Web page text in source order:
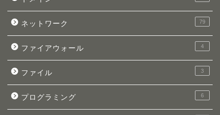
ネットワーク 79
ファイアウォール 4
ファイル 3
プログラミング 6